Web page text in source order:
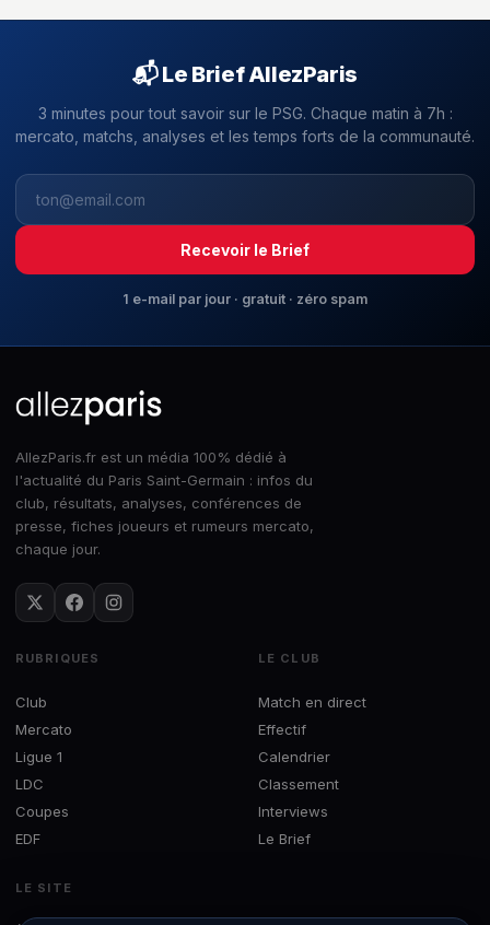
📬 Le Brief AllezParis
3 minutes pour tout savoir sur le PSG. Chaque matin à 7h :
mercato, matchs, analyses et les temps forts de la communauté.
Recevoir le Brief
1 e-mail par jour · gratuit · zéro spam
AllezParis.fr est un média 100% dédié à
l'actualité du Paris Saint-Germain : infos du
club, résultats, analyses, conférences de
presse, fiches joueurs et rumeurs mercato,
chaque jour.
RUBRIQUES
Club
Mercato
Ligue 1
LDC
Coupes
EDF
LE CLUB
Match en direct
Effectif
Calendrier
Classement
Interviews
Le Brief
LE SITE